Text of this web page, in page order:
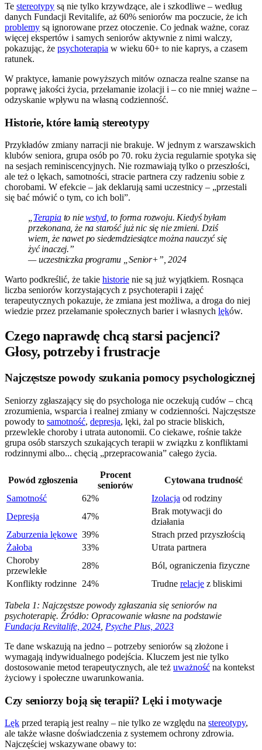
Te stereotypy są nie tylko krzywdzące, ale i szkodliwe – według
danych Fundacji Revitalife, aż 60% seniorów ma poczucie, że ich
problemy są ignorowane przez otoczenie. Co jednak ważne, coraz
więcej ekspertów i samych seniorów aktywnie z nimi walczy,
pokazując, że psychoterapia w wieku 60+ to nie kaprys, a czasem
ratunek.
W praktyce, łamanie powyższych mitów oznacza realne szanse na
poprawę jakości życia, przełamanie izolacji i – co nie mniej ważne –
odzyskanie wpływu na własną codzienność.
Historie, które łamią stereotypy
Przykładów zmiany narracji nie brakuje. W jednym z warszawskich
klubów seniora, grupa osób po 70. roku życia regularnie spotyka się
na sesjach reminiscencyjnych. Nie rozmawiają tylko o przeszłości,
ale też o lękach, samotności, stracie partnera czy radzeniu sobie z
chorobami. W efekcie – jak deklarują sami uczestnicy – „przestali
się bać mówić o tym, co ich boli”.
Terapiato niewstyd, to forma rozwoju. Kiedyś byłam
przekonana, że na starość już nic się nie zmieni. Dziś
wiem, że nawet po siedemdziesiątce można nauczyć się
żyć inaczej.”
— uczestniczka programu „Senior+”, 2024
Warto podkreślić, że takie historie nie są już wyjątkiem. Rosnąca
liczba seniorów korzystających z psychoterapii i zajęć
terapeutycznych pokazuje, że zmiana jest możliwa, a droga do niej
wiedzie przez przełamanie społecznych barier i własnych lęków.
Czego naprawdę chcą starsi pacjenci?
Głosy, potrzeby i frustracje
Najczęstsze powody szukania pomocy psychologicznej
Seniorzy zgłaszający się do psychologa nie oczekują cudów – chcą
zrozumienia, wsparcia i realnej zmiany w codzienności. Najczęstsze
powody to samotność, depresja, lęki, żal po stracie bliskich,
przewlekłe choroby i utrata autonomii. Co ciekawe, rośnie także
grupa osób starszych szukających terapii w związku z konfliktami
rodzinnymi albo... chęcią „przepracowania” całego życia.
Powód zgłoszenia
Procent
seniorów
Cytowana trudność
Samotność
62% Izolacja od rodziny
Depresja
47%
Brak motywacji do
działania
Zaburzenia lękowe 39%
Strach przed przyszłością
Żałoba
33%
Utrata partnera
Choroby
przewlekłe
28%
Ból, ograniczenia fizyczne
Konflikty rodzinne 24% Trudne relacje z bliskimi
Tabela 1: Najczęstsze powody zgłaszania się seniorów na
psychoterapię. Źródło: Opracowanie własne na podstawie
Fundacja Revitalife, 2024 Psyche Plus, 2023
Te dane wskazują na jedno – potrzeby seniorów są złożone i
wymagają indywidualnego podejścia. Kluczem jest nie tylko
dostosowanie metod terapeutycznych, ale też uważność na kontekst
życiowy i społeczne uwarunkowania.
Czy seniorzy boją się terapii? Lęki i motywacje
Lęk przed terapią jest realny – nie tylko ze względu na stereotypy,
ale także własne doświadczenia z systemem ochrony zdrowia.
Najczęściej wskazywane obawy to: